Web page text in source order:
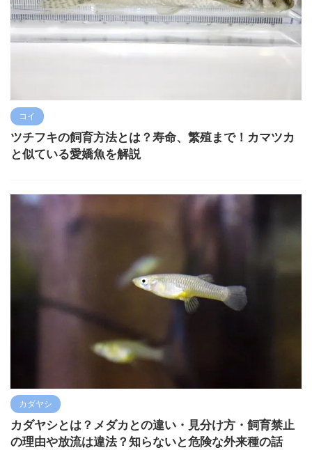
コイ
ツチフキの飼育方法とは？寿命、繁殖まで！カマツカ
と似ている愛嬌魚を解説
カダヤシ
カダヤシとは？メダカとの違い・見分け方・飼育禁止
の理由や放流は違法？知らないと危険な外来種の話